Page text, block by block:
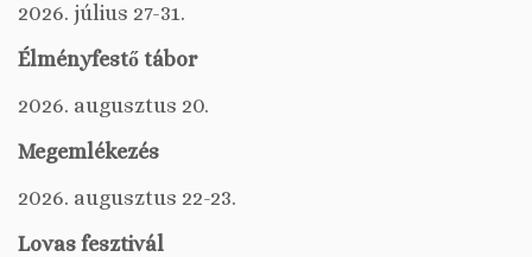
2026. július 27-31.
Élményfestő tábor
2026. augusztus 20.
Megemlékezés
2026. augusztus 22-23.
Lovas fesztivál